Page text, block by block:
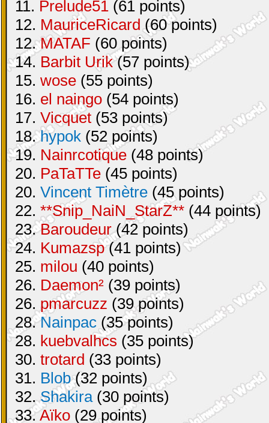
11. Prelude51 (61 points)
12. MauriceRicard(60 points)
12.MATAF (60 points)
14. Barbit Urik(57 points)
15. wose (55 points)
16. el naingo (54 points)
17. Vicquet (53 points)
18.hypok (52 points)
19. Nainrcotique (48 points)
20. PaTaTTe (45 points)
20. Vincent Timètre (45 points)
22. **Snip_NaiN_StarZ** (44 points)
23.Baroudeur(42 points)
24. Kumazsp(41 points)
25. milou (40 points)
26. Daemon² (39 points)
26. pmarcuzz (39 points)
28.Nainpac (35 points)
28. kuebvalhcs (35 points)
30. trotard (33 points)
31. Blob(32 points)
32.Shakira(30 points)
33.Aïko (29 points)